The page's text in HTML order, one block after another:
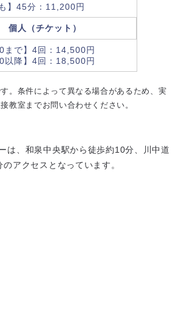
】45分：11,200円
個人（チケット）
まで】4回：14,500円
以降】4回：18,500円
。条件によって異なる場合があるため、実
教室までお問い合わせください。
は、和泉中央駅から徒歩約10分、川中道
アクセスとなっています。